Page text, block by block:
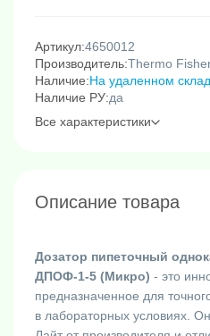
Артикул:4650012
Производитель:Thermo
Наличие:На удаленном
Наличие РУ:да
Все характеристики
Описание товара
Дозатор пипеточный
ДПОФ-1-5 (Микро) - это
предназначенное для
в лабораторных условиях.